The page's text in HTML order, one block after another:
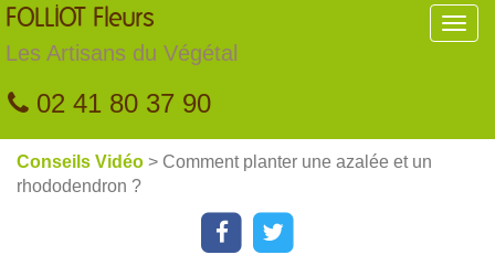
FOLLIOT Fleurs
Les Artisans du Végétal
02 41 80 37 90
Conseils Vidéo > Comment planter une azalée et un
rhododendron ?